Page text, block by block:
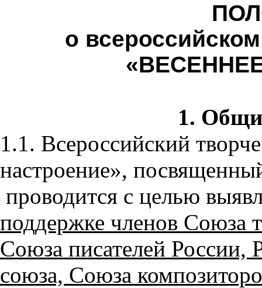
о
1.
1.1. Всероссийский
настроение»,
проводится с целью
поддержке членов Союза
Союза писателей России,
союза, Союза